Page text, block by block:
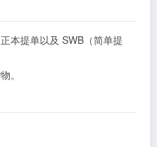
本提单以及 SWB（简单提
。